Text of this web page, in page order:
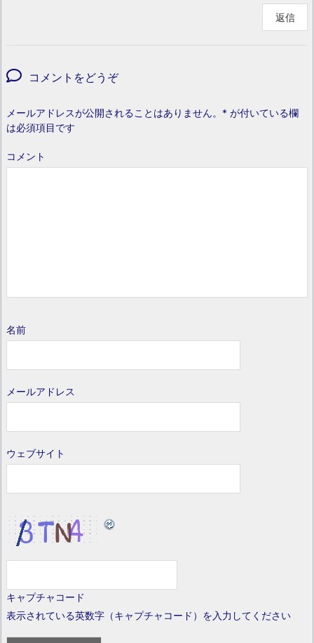
返信
コメントをどうぞ
メールアドレスが公開されることはありません。 * が付いている欄
は必須項目です
コメント
名前
メールアドレス
ウェブサイト
キャプチャコード
表示されている英数字（キャプチャコード）を入力してください